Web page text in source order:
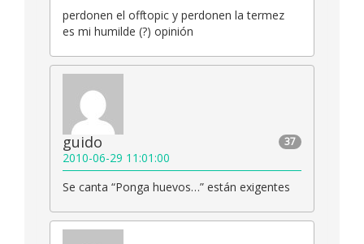
perdonen el offtopic y perdonen la termez
es mi humilde (?) opinión
37
guido
2010-06-29 11:01:00
Se canta “Ponga huevos…” están exigentes